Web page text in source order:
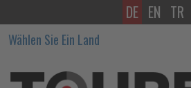
China
plant
erstes
DE EN TR
Wählen Sie Ein Land